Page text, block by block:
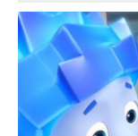
Деньги - Паучок